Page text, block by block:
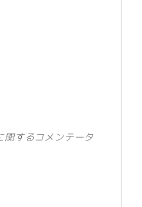
するコメンテータ